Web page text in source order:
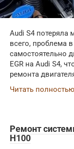
Audi S4 потеряла
всего, проблема
самостоятельно
EGR на Audi S4,
ремонта
Читать полностью
Ремонт
H100